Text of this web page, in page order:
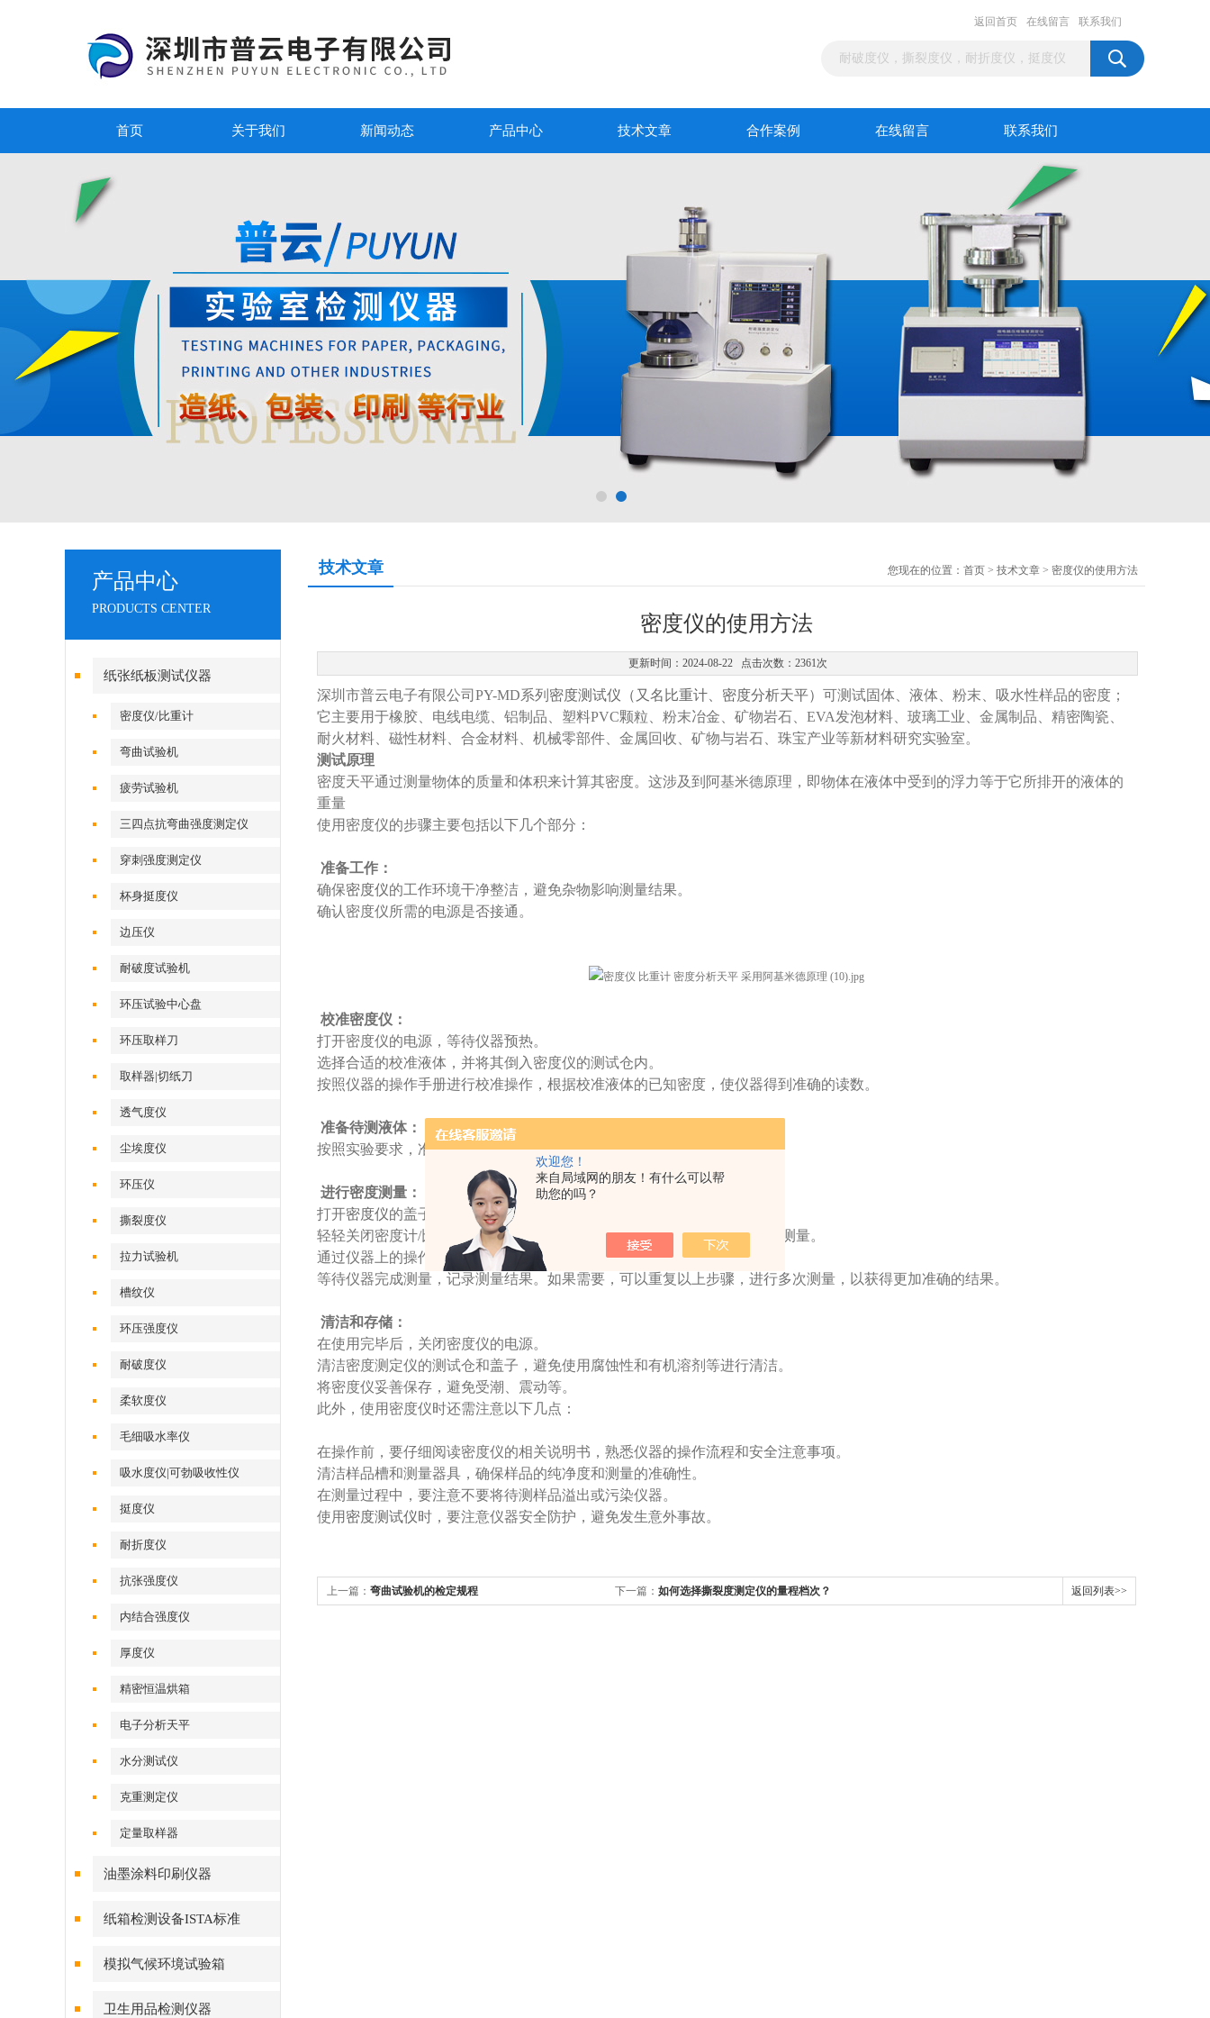
欢迎您！
来自局域网的朋友！有什么可以帮
助您的吗？
返回首页 在线留言 联系我们
首页 关于我们 新闻动态 产品中心 技术文章 合作案例 在线留言 联系我们
产品中心
PRODUCTS CENTER
纸张纸板测试仪器
密度仪/比重计
弯曲试验机
疲劳试验机
三四点抗弯曲强度测定仪
穿刺强度测定仪
杯身挺度仪
边压仪
耐破度试验机
环压试验中心盘
环压取样刀
取样器|切纸刀
透气度仪
尘埃度仪
环压仪
撕裂度仪
拉力试验机
槽纹仪
环压强度仪
耐破度仪
柔软度仪
毛细吸水率仪
吸水度仪|可勃吸收性仪
挺度仪
耐折度仪
抗张强度仪
内结合强度仪
厚度仪
精密恒温烘箱
电子分析天平
水分测试仪
克重测定仪
定量取样器
油墨涂料印刷仪器
纸箱检测设备ISTA标准
模拟气候环境试验箱
卫生用品检测仪器
技术文章 您现在的位置： 首页 > 技术文章 > 密度仪的使用方法
密度仪的使用方法
更新时间：2024-08-22 点击次数：2361次
深圳市普云电子有限公司PY-MD系列 密度测试仪（又名比重计、密度分析天平） 可测试固体、液体、粉末、吸水性样品的密度；
它主要用于橡胶、电线电缆、铝制品、塑料PVC颗粒、粉末冶金、矿物岩石、EVA发泡材料、玻璃工业、金属制品、精密陶瓷、
耐火材料、磁性材料、合金材料、机械零部件、金属回收、矿物与岩石、珠宝产业等新材料研究实验室。
测试原理
密度天平通过测量物体的质量和体积来计算其密度。这涉及到阿基米德原理，即物体在液体中受到的浮力等于它所排开的液体的
重量
使用密度仪的步骤主要包括以下几个部分：
‌准备工作‌：
确保密度仪的工作环境干净整洁，避免杂物影响测量结果。
确认密度仪所需的电源是否接通。
‌校准密度仪‌：
打开密度仪的电源，等待仪器预热。
选择合适的校准液体，并将其倒入密度仪的测试仓内。
按照仪器的操作手册进行校准操作，根据校准液体的已知密度，使仪器得到准确的读数。
‌准备待测液体‌：
按照实验要求，准备待测液体，并确保液体无气泡、杂质等。
‌进行密度测量‌：
打开密度仪的盖子，将待测液体倒入测试仓内，尽量避免溅出。
轻轻关闭密度计/比重计的盖子，以保证测试仓内的液体在密闭状态下进行测量。
通过仪器上的操作界面开始密度测量。
等待仪器完成测量，记录测量结果。如果需要，可以重复以上步骤，进行多次测量，以获得更加准确的结果。
‌清洁和存储‌：
在使用完毕后，关闭密度仪的电源。
清洁密度测定仪的测试仓和盖子，避免使用腐蚀性和有机溶剂等进行清洁。
将密度仪妥善保存，避免受潮、震动等。
此外，使用密度仪时还需注意以下几点：
在操作前，要仔细阅读密度仪的相关说明书，熟悉仪器的操作流程和安全注意事项。
清洁样品槽和测量器具，确保样品的纯净度和测量的准确性。
在测量过程中，要注意不要将待测样品溢出或污染仪器。
使用 密度测试仪时，要注意仪器安全防护，避免发生意外事故‌。
上一篇： 弯曲试验机的检定规程 下一篇： 如何选择撕裂度测定仪的量程档次？ 返回列表>>